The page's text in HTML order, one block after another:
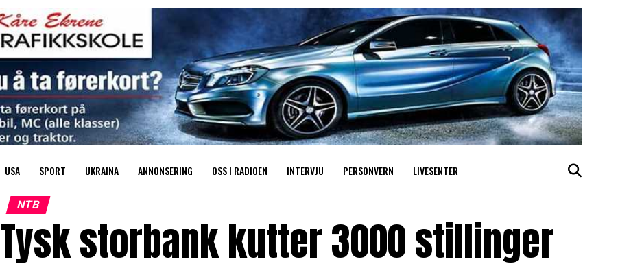
USA SPORT UKRAINA ANNONSERING OSS I RADIOEN INTERVJU PERSONVERN LIVESENTER
NTB
Tysk storbank kutter 3000 stillinger